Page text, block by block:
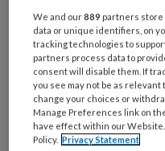
welke
organisatie
werk
je?
Untitled
Ontvang 2x per
Ontvang iedere
We and our889 partners store
data or unique identifiers, on
tracking technologies to
partners process data to
consent will disable them. If
you see may not be as
change your choices or
Manage Preferences link on
have effect within our
Policy. Privacy Statement